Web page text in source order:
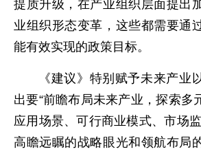
提质升级，在产业组织层面提出
业组织形态变革，这些都需要通
能有效实现的政策目标。
《建议》特别赋予未来产业
出要“前瞻布局未来产业，探索多
应用场景、可行商业模式、市场
高瞻远瞩的战略眼光和领航布局